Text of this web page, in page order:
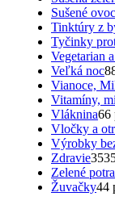
Sušené
Tinktúry z
Tyčinky
Vegetarian
Veľká noc8
Vianoce,
Vitamíny,
Vláknina66
Vločky a
Výrobky
Zdravie35
Zelené
Žuvačky44